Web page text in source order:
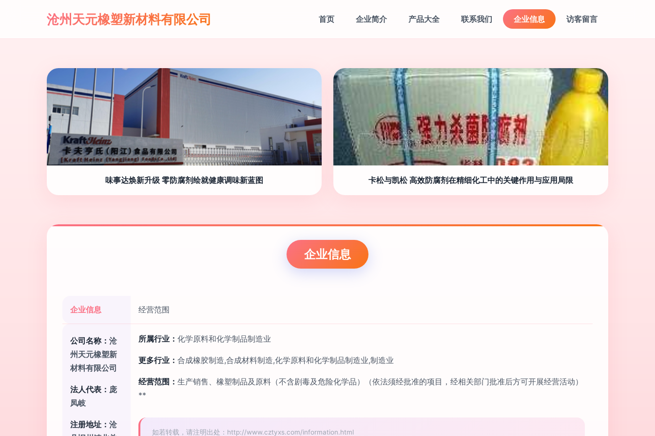
沧州天元橡塑新材料有限公司 首页 企业简介 产品大全 联系我们 企业信息 访客留言
味事达焕新升级 零防腐剂绘就健康调味新蓝图 卡松与凯松 高效防腐剂在精细化工中的关键作用与应用局限
企业信息
企业信息 经营范围
公司名称： 沧
州天元橡塑新
材料有限公司
法人代表： 庞
凤岐
注册地址： 沧
所属行业： 化学原料和化学制品制造业
更多行业： 合成橡胶制造,合成材料制造,化学原料和化学制品制造业,制造业
经营范围： 生产销售、橡塑制品及原料（不含剧毒及危险化学品）（依法须经批准的项目，经相关部门批准后方可开展经营活动）
**
如若转载，请注明出处：http://www.cztyxs.com/information.html